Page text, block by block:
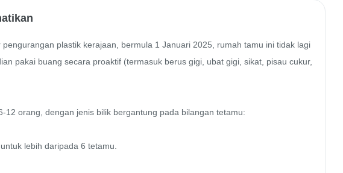
plastik kerajaan, bermula 1 Januari 2025, rumah tamu ini tidak lagi
pakai buang secara proaktif (termasuk berus gigi, ubat gigi, sikat, pisau cukur,
12 orang, dengan jenis bilik bergantung pada bilangan tetamu:
lebih daripada 6 tetamu.